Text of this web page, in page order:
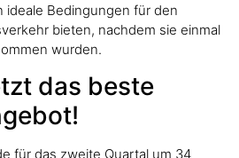
ideale Bedingungen für den
bieten, nachdem sie einmal
wurden.
das beste
für das zweite Quartal um 34